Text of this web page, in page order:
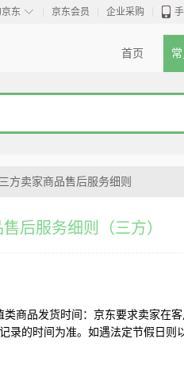
◇
东 京东会员 企业采购
首页
三方卖家商品售后服务细则
后服务细则（三方）
类商品发货时间：京东要求卖家在
录的时间为准。如遇法定节假日